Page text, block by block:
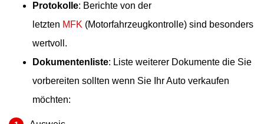
Protokolle: Berichte von der
letzten MFK (Motorfahrzeugkontrolle) sind besonders
wertvoll.
Dokumentenliste: Liste weiterer Dokumente die Sie
vorbereiten sollten wenn Sie Ihr Auto verkaufen
möchten: